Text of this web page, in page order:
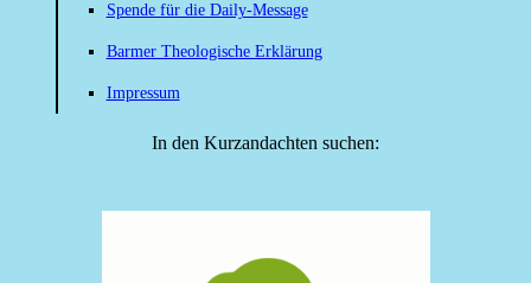
Spende für die Daily-Message
Barmer Theologische Erklärung
Impressum
In den Kurzandachten suchen: